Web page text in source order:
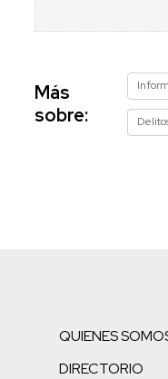
Más
sobre:
QUIENES
DIRECTORIO